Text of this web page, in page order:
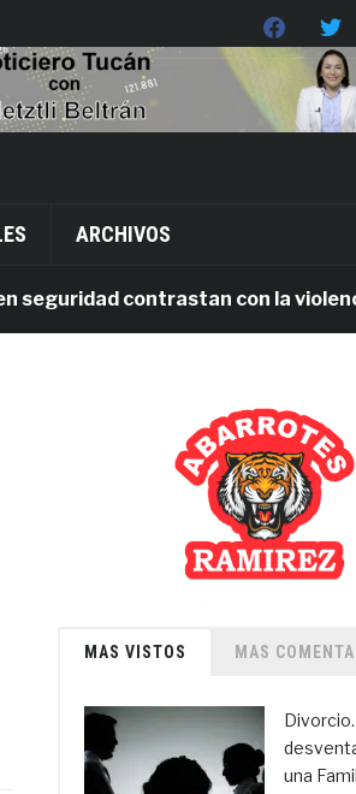
ARCHIVOS
contrastan con la violencia
MAS VISTOS MAS
una